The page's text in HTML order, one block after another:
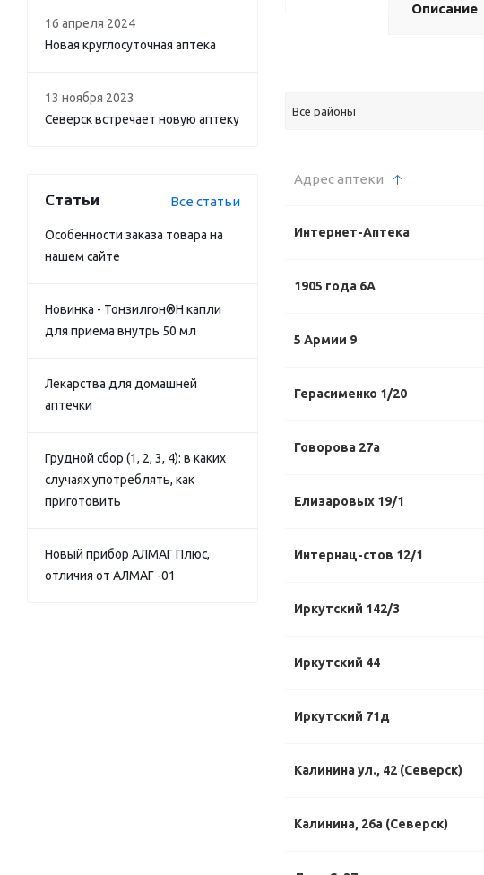
Описание
Все районы
Адрес аптеки
Интернет-Аптека
1905 года 6А
5 Армии 9
Герасименко 1/20
Говорова 27а
Елизаровых 19/1
Интернац-стов 12/1
Иркутский 142/3
Иркутский 44
Иркутский 71д
Калинина ул., 42 (Северск)
Калинина, 26а (Северск)
16 апреля 2024
Новая круглосуточная аптека
13 ноября 2023
Северск встречает новую аптеку
Статьи Все статьи
Особенности заказа товара на
нашем сайте
Новинка - Тонзилгон®Н капли
для приема внутрь 50 мл
Лекарства для домашней
аптечки
Грудной сбор (1, 2, 3, 4): в каких
случаях употреблять, как
приготовить
Новый прибор АЛМАГ Плюс,
отличия от АЛМАГ -01